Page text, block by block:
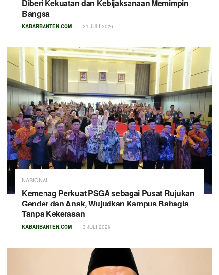
Diberi Kekuatan dan Kebijaksanaan Memimpin
Bangsa
KABARBANTEN.COM 31 JULI 2026
NASIONAL
Kemenag Perkuat PSGA sebagai Pusat Rujukan
Gender dan Anak, Wujudkan Kampus Bahagia
Tanpa Kekerasan
KABARBANTEN.COM 3 JULI 2026